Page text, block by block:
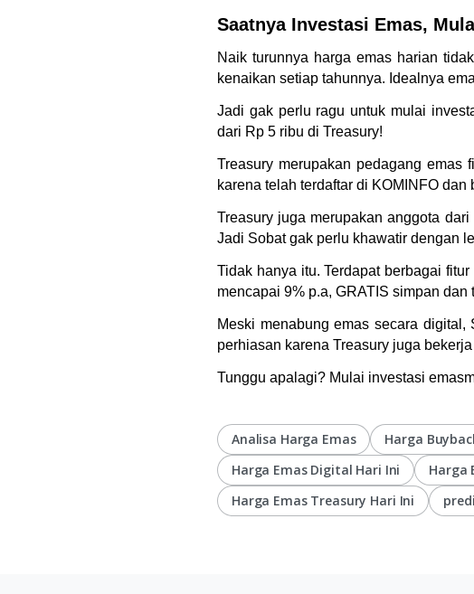
Saatnya Investasi Emas,
Naik turunnya harga emas harian
kenaikan setiap tahunnya. Idealnya
Jadi gak perlu ragu untuk mulai
dari Rp 5 ribu di Treasury!
Treasury merupakan pedagang emas
karena telah terdaftar di KOMINFO
Treasury juga merupakan anggota
Jadi Sobat gak perlu khawatir dengan
Tidak hanya itu. Terdapat berbagai
mencapai 9% p.a, GRATIS simpan
Meski menabung emas secara
perhiasan karena Treasury juga
Tunggu apalagi? Mulai investasi
Analisa Harga Emas Harga
Harga Emas Digital Hari Ini
Harga
Harga Emas Treasury Hari Ini